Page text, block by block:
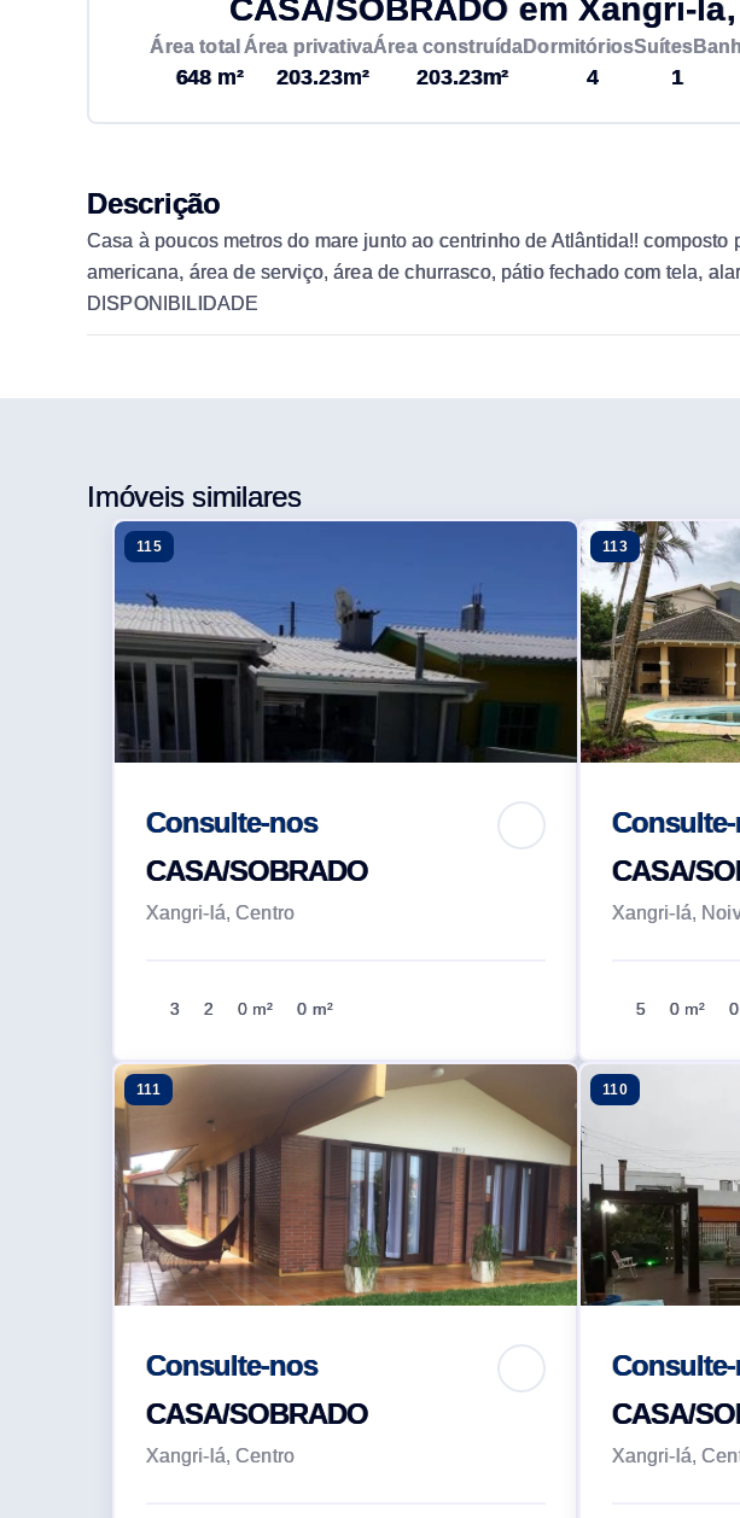
CASA/SOBRADO em Xangri-
Área total
648 m²
Área privativa
203.23m²
Área construída
203.23m²
Dormitórios
4
Suítes
1
Descrição
Casa à poucos metros do mare junto ao centrinho de Atlântida!!
americana, área de serviço, área de churrasco, pátio fechado com tela,
DISPONIBILIDADE
Imóveis similares
115
Consulte-nos
CASA/SOBRADO
Xangri-lá, Centro
3 2 0 m² 0 m²
113
CASA/
Xangri-lá,
5 0 m²
111
Consulte-nos
CASA/SOBRADO
Xangri-lá, Centro
110
CASA/
Xangri-lá,